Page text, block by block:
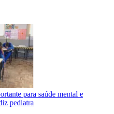
para saúde mental e
pediatra